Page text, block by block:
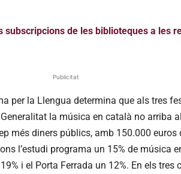
subscripcions de les biblioteques a les
Publicitat
per la Llengua determina que als tres
la música en català no arriba
més diners públics, amb 150.000 euros
l’estudi programa un 15% de música
i el Porta Ferrada un 12%. En els tres